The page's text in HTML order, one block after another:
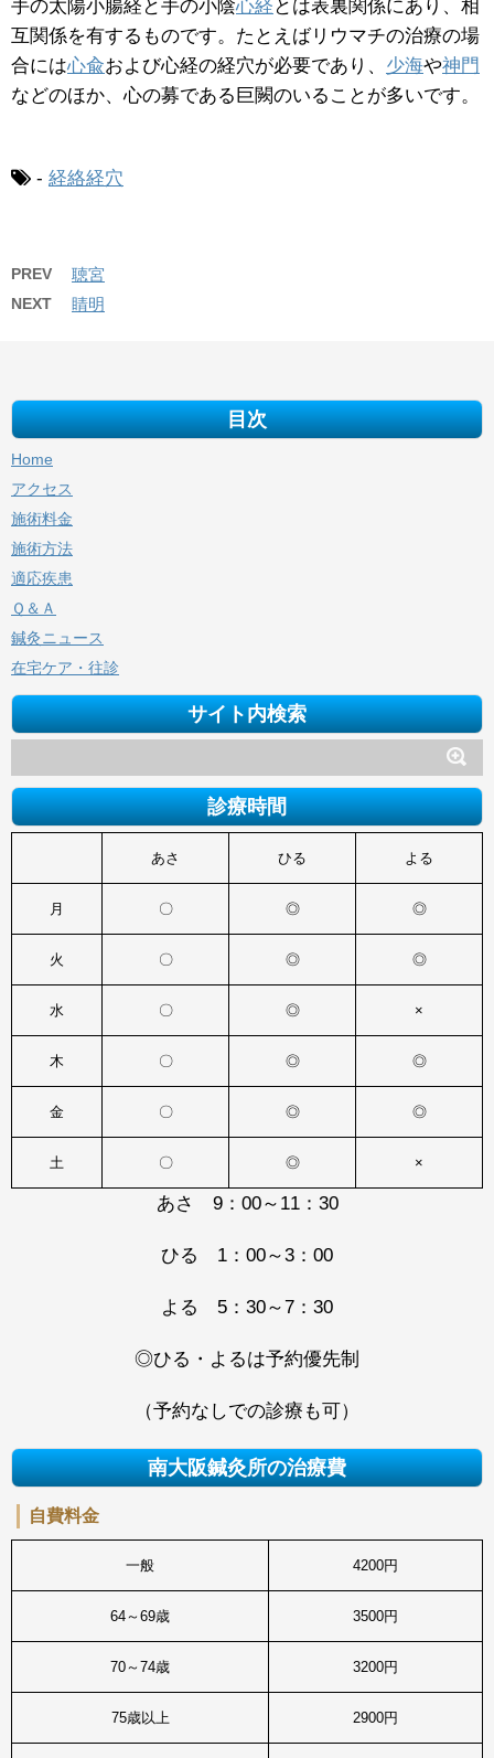
手の太陽小腸経と手の小陰心経 とは表裏関係にあり、相
互関係を有するものです。たとえばリウマチの治療の場
合には心兪および心経の経穴が必要であり、 少海や神門
などのほか、心の募である巨闕のいることが多いです。
- 経絡経穴
PREV 聴宮
NEXT 睛明
目次
Home
アクセス
施術料金
施術方法
適応疾患
Ｑ＆Ａ
鍼灸ニュース
在宅ケア・往診
サイト内検索
診療時間
あさ ひる よる
月 〇 ◎ ◎
火 〇 ◎ ◎
水 〇 ◎ ×
木 〇 ◎ ◎
金 〇 ◎ ◎
土 〇 ◎ ×
あさ 9：00～11：30
ひる 1：00～3：00
よる 5：30～7：30
◎ひる・よるは予約優先制
（予約なしでの診療も可）
南大阪鍼灸所の治療費
自費料金
一般 4200円
64～69歳 3500円
70～74歳 3200円
75歳以上 2900円